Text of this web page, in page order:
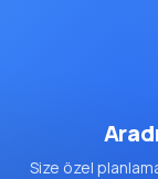
Size özel